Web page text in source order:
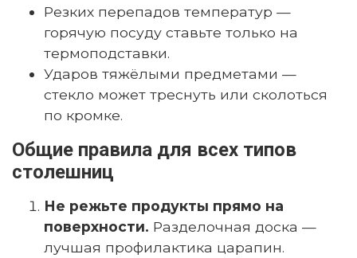
Резких перепадов температур —
горячую посуду ставьте только на
термоподставки.
Ударов тяжёлыми предметами —
стекло может треснуть или сколоться
по кромке.
Общие правила для всех типов
столешниц
Не режьте продукты прямо на
поверхности. Разделочная доска —
лучшая профилактика царапин.